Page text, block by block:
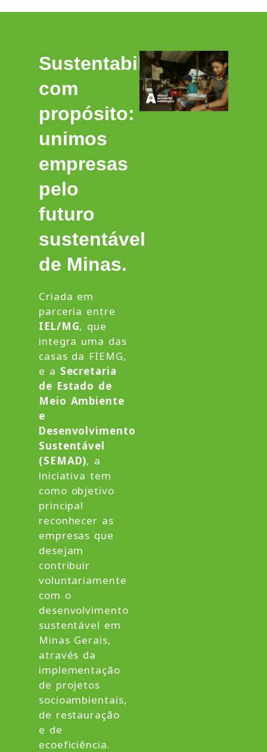
Sustentabilidade
com
propósito:
unimos
empresas
pelo
futuro
sustentável
de Minas.
Criada em
parceria entre
IEL/MG, que
integra uma das
casas da FIEMG,
e a Secretaria
de Estado de
Meio Ambiente
e
Desenvolvimento
Sustentável
(SEMAD), a
iniciativa tem
como objetivo
principal
reconhecer as
empresas que
desejam
contribuir
voluntariamente
com o
desenvolvimento
sustentável em
Minas Gerais,
através da
implementação
de projetos
socioambientais,
de restauração
e de
ecoeficiência.